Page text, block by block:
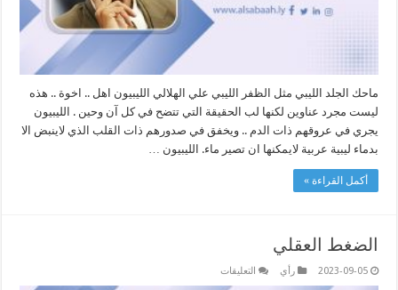
ماحك الجلد الليبي مثل الظفر الليبي علي الهلالي الليبيون اهل .. اخوة .. هذه
ليست مجرد عناوين لكنها لب الحقيقة التي تتضح في كل آن وحين . الليبيون
يجري في عروقهم ذات الدم .. ويخفق في صدورهم ذات القلب الذي لاينبض الا
بدماء ليبية عربية لايمكنها ان تصير ماء. الليبيون …
أكمل القراءة »
الضغط العقلي
2023-09-05 رأي التعليقات